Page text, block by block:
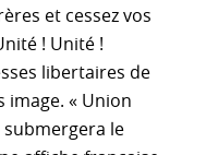
et cessez vos
! Unité !
libertaires de
image. « Union
submergera le